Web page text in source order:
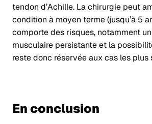
tendon d’Achille. La chirurgie peut
condition à moyen terme (jusqu’à 5
comporte des risques, notamment
musculaire persistante et la
reste donc réservée aux cas les plus
En conclusion